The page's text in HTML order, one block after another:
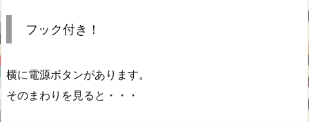
フック付き！
横に電源ボタンがあります。
そのまわりを見ると・・・